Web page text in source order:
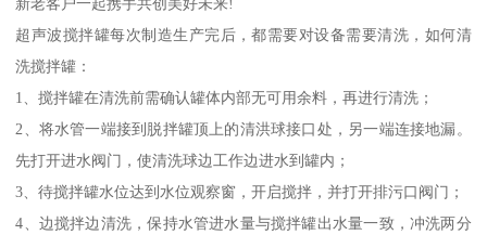
超声波搅拌罐每次制造生产完后，都需要对设备需要清洗，如何清
洗搅拌罐：
1、搅拌罐在清洗前需确认罐体内部无可用余料，再进行清洗；
2、将水管一端接到脱拌罐顶上的清洪球接口处，另一端连接地漏。
先打开进水阀门，使清洗球边工作边进水到罐内；
3、待搅拌罐水位达到水位观察窗，开启搅拌，并打开排污口阀门；
4、边搅拌边清洗，保持水管进水量与搅拌罐出水量一致，冲洗两分